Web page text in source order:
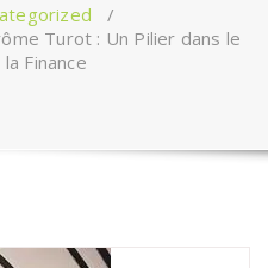
/
Turot : Un Pilier dans le
Finance